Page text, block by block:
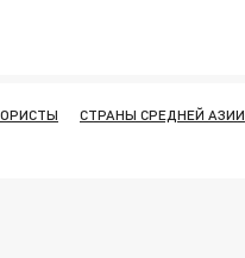
СТРАНЫ СРЕДНЕЙ АЗИИ